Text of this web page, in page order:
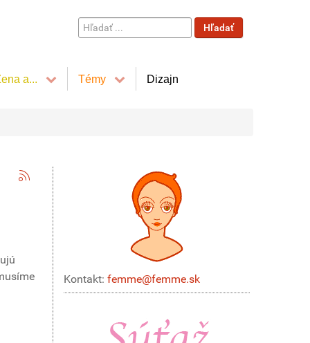
Hľadať
...
Hľadať
a... Témy Dizajn
Kontakt: femme@femme.sk